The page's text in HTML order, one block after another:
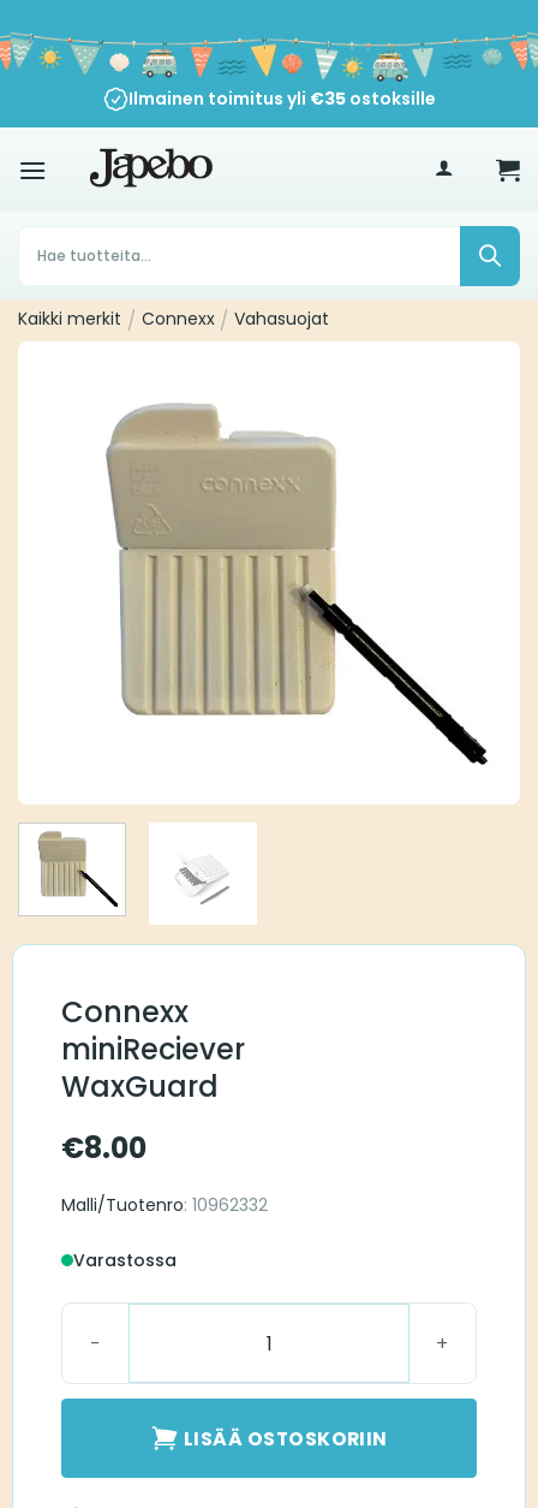
sisältöön
Ilmainen toimitus yli €35ostoksille
30 päivän peruutusoikeus
Products
search
Kaikki merkit / Connexx / Vahasuojat
Connexx
miniReciever
WaxGuard
€8.00
Malli/Tuotenro: 10962332
Varastossa
LISÄÄ OSTOSKORIIN